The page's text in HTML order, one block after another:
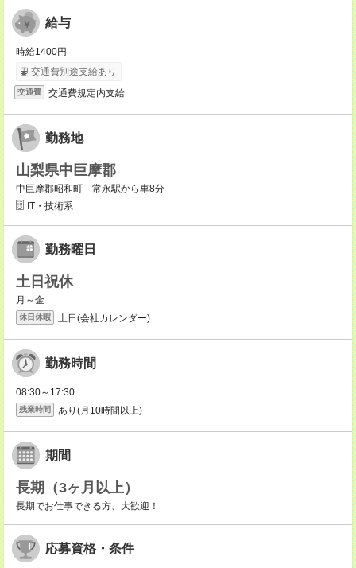
給与
時給1400円
交通費別途支給あり
交通費 交通費規定内支給
勤務地
山梨県中巨摩郡
中巨摩郡昭和町 常永駅から車8分
IT・技術系
勤務曜日
土日祝休
月～金
休日休暇 土日(会社カレンダー)
勤務時間
08:30～17:30
残業時間 あり(月10時間以上)
期間
長期（3ヶ月以上）
長期でお仕事できる方、大歓迎！
応募資格・条件